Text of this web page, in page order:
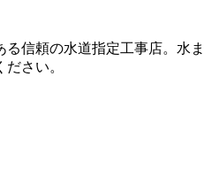
信頼の水道指定工事店。水ま
さい。